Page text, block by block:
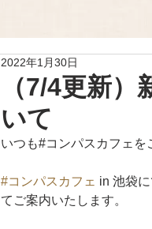
（7/4更新
いて
2022年1月30日
いつも#コンパスカフェを
#コンパスカフェ in 池袋
てご案内いたします。